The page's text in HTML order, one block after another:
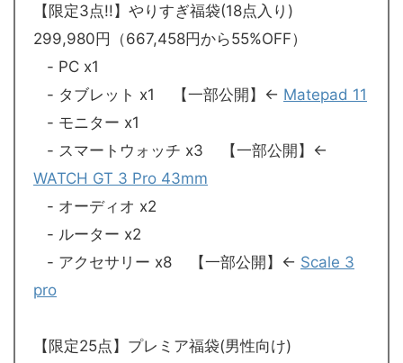
【限定3点!!】やりすぎ福袋(18点入り)
299,980円（667,458円から55%OFF）
- PC x1
- タブレット x1 【一部公開】← Matepad 11
- モニター x1
- スマートウォッチ x3 【一部公開】←
WATCH GT 3 Pro 43mm
- オーディオ x2
- ルーター x2
- アクセサリー x8 【一部公開】← Scale 3
pro
【限定25点】プレミア福袋(男性向け)